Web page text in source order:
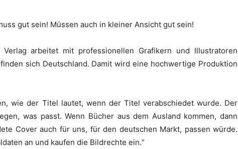
gut sein! Müssen auch in kleiner Ansicht gut sein!
arbeitet mit professionellen Grafikern und Illustratoren
sich Deutschland. Damit wird eine hochwertige Produktion
wie der Titel lautet, wenn der Titel verabschiedet wurde. Der
was passt. Wenn Bücher aus dem Ausland kommen, dann
Cover auch für uns, für den deutschen Markt, passen würde.
an und kaufen die Bildrechte ein.“